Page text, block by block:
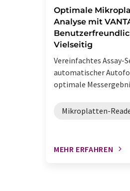
Optimale
Analyse mit
Vielseitig
Vereinfachtes Assay-
automatischer
optimale
Mikroplatten-
MEHR ERFAHREN